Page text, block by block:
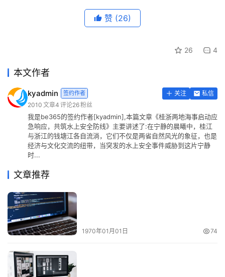
赞 (26)
26 4
本文作者
kyadmin 签约作者 关注
私信
2010 文章4 评论26粉丝
我是be365的签约作者[kyadmin],本篇文章《桂浙两地海事启动应
急响应，共筑水上安全防线》主要讲述了:在宁静的晨曦中，桂江
与浙江的钱塘江各自流淌，它们不仅是两省自然风光的象征，也是
经济与文化交流的纽带，当突发的水上安全事件威胁到这片宁静
时...
文章推荐
1970年01月01日 74